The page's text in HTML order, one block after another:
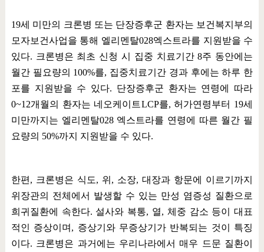
19세 미만의 크론병 또는 단장증후군 환자는 보건복지부의
모자보건사업을 통해 엘리멘탈028엑스트라를 지원받을 수
있다. 크론병은 최초 신청 시 집중 치료기간8주 동안에는
월간 필요량의 100%를, 집중치료기간 경과 후에는 하루 한
포를 지원받을 수 있다. 단장증후군 환자는 연령에 따라
0~12개월의 환자는 네오케이트LCP를,허가연령부터 19세
미만까지는 엘리멘탈028 엑스트라를 연령에 따른 월간 필
요량의 50%까지 지원받을 수 있다.
한편, 크론병은 식도, 위 , 소장,대장과 항문에 이르기까지
위장관의 전체에서 발생할 수 있는 만성 염증성 질환으로
희귀질환에 속한다. 설사와 복통, 열, 체중 감소 등이 대표
적인 증상이며 , 증상기와 무증상기가 반복되는 것이 특징
이다. 크론병은 과거에는 우리나라에서 매우 드문 질환이